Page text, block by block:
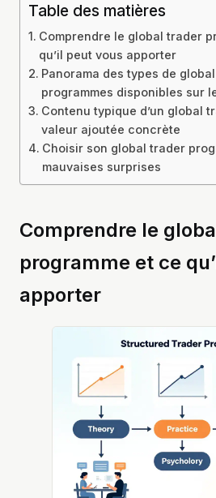
Table des matières
Comprendre le global trader
qu’il peut vous apporter
Panorama des types de
programmes disponibles sur
Contenu typique d’un global
valeur ajoutée concrète
Choisir son global trader
mauvaises surprises
Comprendre le
programme et ce
apporter